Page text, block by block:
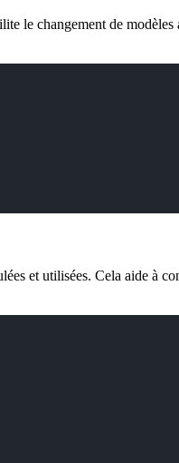
le changement de
et utilisées. Cela aide à